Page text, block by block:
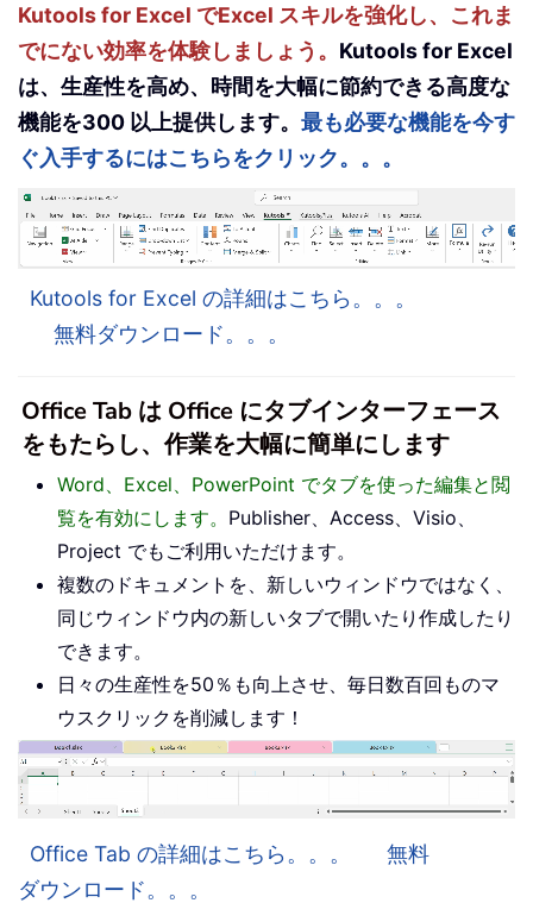
Kutools for Excel でExcel スキルを強化し、これま
でにない効率を体験しましょう。 Kutools for Excel
は、生産性を高め、時間を大幅に節約できる高度な
機能を300 以上提供します。 最も必要な機能を今す
ぐ入手するにはこちらをクリック。。。
Kutools for Excel の詳細はこちら。。。
無料ダウンロード。。。
Office Tab は Office にタブインターフェース
をもたらし、作業を大幅に簡単にします
Word、Excel、PowerPoint でタブを使った編集と閲
覧を有効にします。 Publisher、Access、Visio、
Project でもご利用いただけます。
複数のドキュメントを、新しいウィンドウではなく、
同じウィンドウ内の新しいタブで開いたり作成したり
できます。
日々の生産性を50％も向上させ、毎日数百回ものマ
ウスクリックを削減します！
Office Tab の詳細はこちら。。。
無料
ダウンロード。。。